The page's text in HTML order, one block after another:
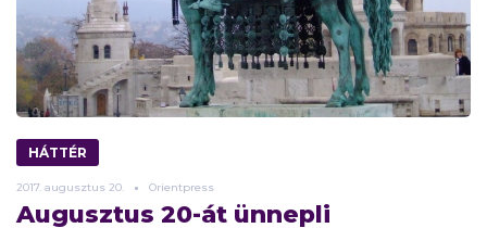
HÁTTÉR
2017. augusztus 20. Orientpress
Augusztus 20-át ünnepli